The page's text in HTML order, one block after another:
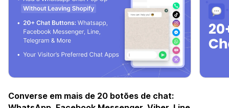
Converse em mais de 20 botões de chat: